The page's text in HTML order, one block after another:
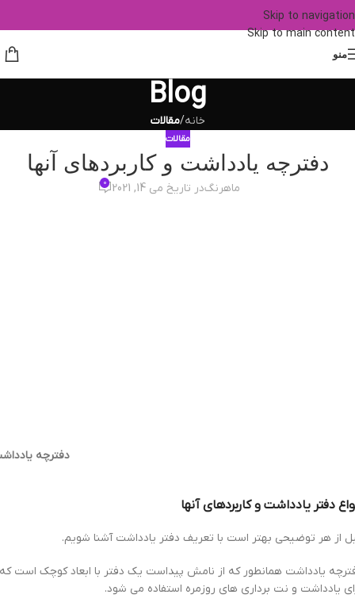
Skip to navigation
Skip to main content
منو
Blog
خانه/مقالات
مقالات
دفترچه یادداشت و کاربردهای آنها
ماهرنگدر تاریخ می 14, 2021 0
دفترچه
دفتر یادداشت و کاربردهای آنها
از هر توضیحی بهتر است با تعریف دفتر یادداشت آشنا شویم.
یادداشت همانطور که از نامش پیداست یک دفتر با ابعاد کوچک است که
یادداشت و نت برداری های روزمره استفاده می شود.